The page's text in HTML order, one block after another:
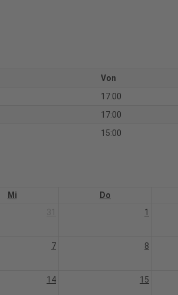
Von
17:00
17:00
15:00
Mi Do
1
7 8
14 15